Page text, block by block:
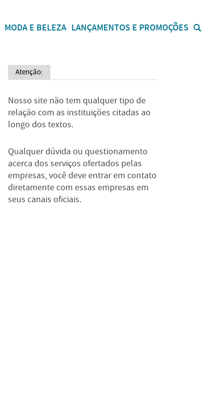
MODA E BELEZA LANÇAMENTOS E PROMOÇÕES
Atenção:
Nosso site não tem qualquer tipo de
relação com as instituições citadas ao
longo dos textos.
Qualquer dúvida ou questionamento
acerca dos serviços ofertados pelas
empresas, você deve entrar em contato
diretamente com essas empresas em
seus canais oficiais.